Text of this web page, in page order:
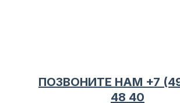
ПОЗВОНИТЕ НАМ +7
48 40